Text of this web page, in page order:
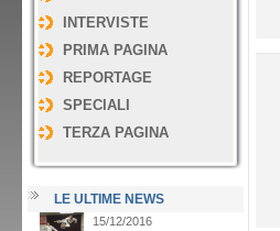
INTERVISTE
PRIMA PAGINA
REPORTAGE
SPECIALI
TERZA PAGINA
LE ULTIME NEWS